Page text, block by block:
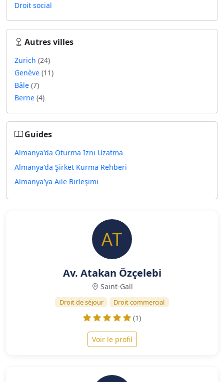
Droit social
Autres villes
Zurich (24)
Genève (11)
Bâle (7)
Berne (4)
Guides
Almanya'da Oturma İzni Uzatma
Almanya'da Şirket Kurma Rehberi
Almanya'ya Aile Birleşimi
Av. Atakan Özçelebi
Saint-Gall
Droit de séjour Droit commercial
(1)
Voir le profil